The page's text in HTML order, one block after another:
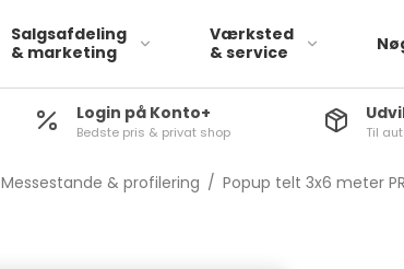
Salgsafdeling
& marketing
Værksted
& service
Login på Konto+
Bedste pris & privat shop Til
Messestande & profilering / Popup telt 3x6 meter